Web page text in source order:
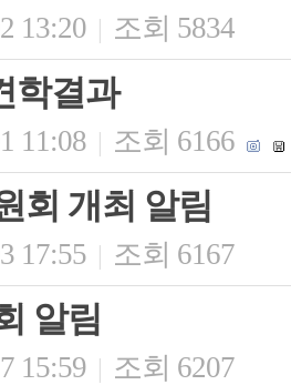
13:20 | 조회 5834
학결과
11:08 | 조회 6166
회 개최 알림
17:55 | 조회 6167
알림
15:59 | 조회 6207